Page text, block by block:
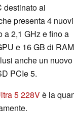
destinato ai
presenta 4 nuovi
a 2,1 GHz e fino a
e 16 GB di RAM
anche un
PCIe 5.
5 228Vè la